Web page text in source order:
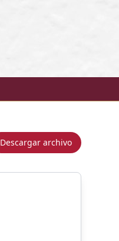
Descargar archivo